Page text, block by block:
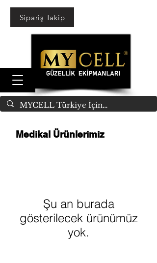
Sipariş Takip
Medikal Ürünlerimiz
Şu an burada
gösterilecek ürünümüz
yok.